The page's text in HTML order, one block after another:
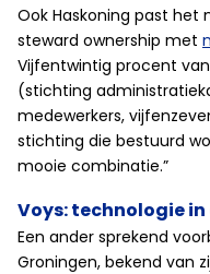
Ook Haskoning past het
steward ownership met
Vijfentwintig procent
(stichting
medewerkers,
stichting die bestuurd
mooie combinatie.”
Voys: technologie
Een ander sprekend
Groningen, bekend van